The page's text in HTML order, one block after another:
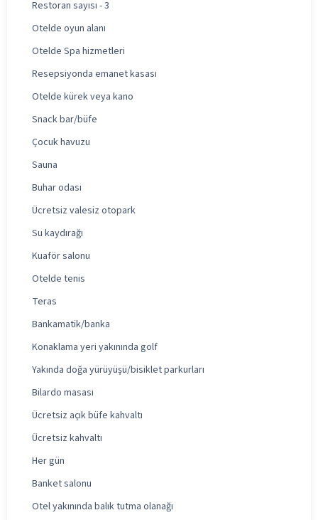
Restoran sayısı - 3
Otelde oyun alanı
Otelde Spa hizmetleri
Resepsiyonda emanet kasası
Otelde kürek veya kano
Snack bar/büfe
Çocuk havuzu
Sauna
Buhar odası
Ücretsiz valesiz otopark
Su kaydırağı
Kuaför salonu
Otelde tenis
Teras
Bankamatik/banka
Konaklama yeri yakınında golf
Yakında doğa yürüyüşü/bisiklet parkurları
Bilardo masası
Ücretsiz açık büfe kahvaltı
Ücretsiz kahvaltı
Her gün
Banket salonu
Otel yakınında balık tutma olanağı